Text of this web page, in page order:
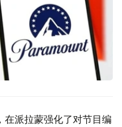
在派拉蒙强化了对节目编